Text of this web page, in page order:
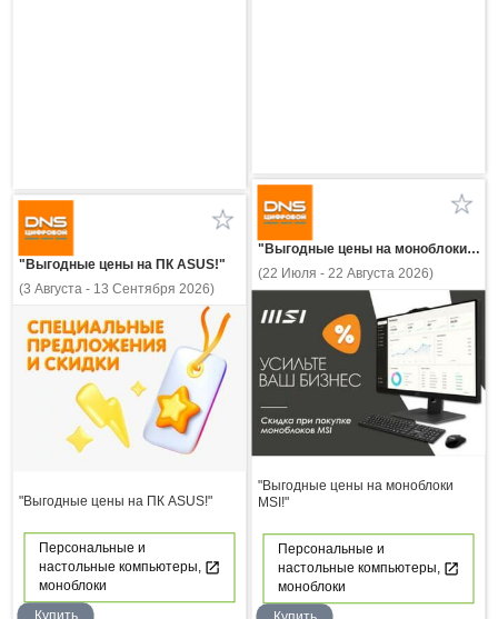
"Выгодные цены на моноблоки MSI!"
(22 Июля - 22 Августа 2026)
"Выгодные цены на моноблоки
MSI!"
Персональные и
настольные компьютеры,
моноблоки
"Выгодные цены на ПК ASUS!"
(3 Августа - 13 Сентября 2026)
"Выгодные цены на ПК ASUS!"
Персональные и
настольные компьютеры,
моноблоки